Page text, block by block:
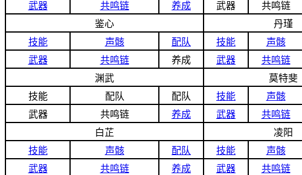
武器
共鸣链 养成 武器 共鸣链
鉴心
丹瑾
技能
声骸 配队 技能 声骸
武器
共鸣链 养成 武器 共鸣链
渊武
莫特斐
技能
配队 配队 技能 声骸
武器
共鸣链 养成 武器 共鸣链
白芷
凌阳
技能
声骸 配队 技能 声骸
武器
共鸣链 养成 武器 共鸣链